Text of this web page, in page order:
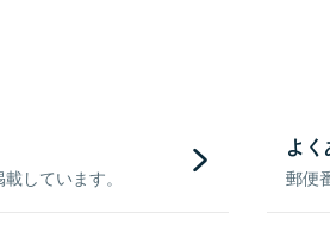
しています。
よ
郵便